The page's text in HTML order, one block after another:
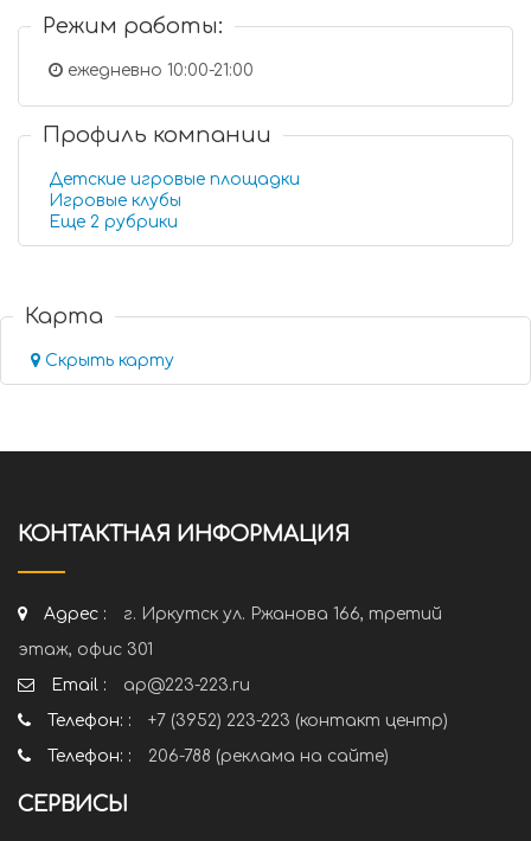
Режим работы:
ежедневно 10:00-21:00
Профиль компании
Детские игровые площадки
Игровые клубы
Еще 2 рубрики
Карта
Скрыть карту
КОНТАКТНАЯ ИНФОРМАЦИЯ
Адрес :
г. Иркутск ул. Ржанова 166, третий
этаж, офис 301
Email :
ap@223-223.ru
Телефон: :
+7 (3952) 223-223 (контакт центр)
Телефон: :
206-788 (реклама на сайте)
СЕРВИСЫ